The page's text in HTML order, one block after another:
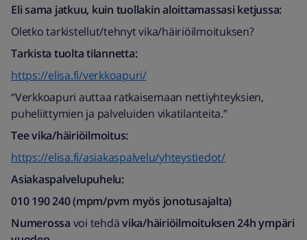
Eli sama jatkuu, kuin tuollakin aloittamassasi ketjussa:
Oletko tarkistellut/tehnyt vika/häiriöilmoituksen?
Tarkista tuolta tilannetta:
https://elisa.fi/verkkoapuri/
“Verkkoapuri auttaa ratkaisemaan nettiyhteyksien,
puheliittymien ja palveluiden vikatilanteita.”
Tee vika/häiriöilmoitus:
https://elisa.fi/asiakaspalvelu/yhteystiedot/
Asiakaspalvelupuhelu:
010 190 240 (mpm/pvm myös jonotusajalta)​
Numerossa voi tehdävika/häiriöilmoituksen24h ympäri